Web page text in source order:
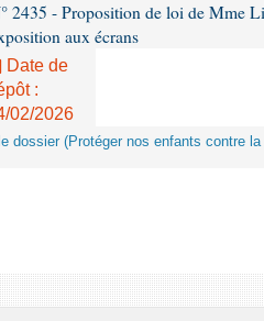
2435 - Proposition de loi de Mme
aux écrans
Date de
:
02/2026
dossier (Protéger nos enfants contre